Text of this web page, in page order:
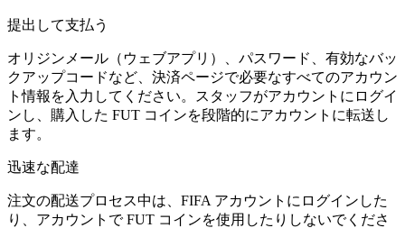
提出して支払う
オリジンメール（ウェブアプリ）、パスワード、有効なバッ
クアップコードなど、決済ページで必要なすべてのアカウン
ト情報を入力してください。スタッフがアカウントにログイ
ンし、購入した FUT コインを段階的にアカウントに転送し
ます。
迅速な配達
注文の配送プロセス中は、FIFA アカウントにログインした
り、アカウントで FUT コインを使用したりしないでくださ